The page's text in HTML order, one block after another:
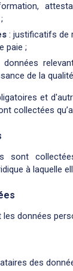
: justificatifs de
paie ;
données
de la
et
collectées
sont
à laquelle
données
des